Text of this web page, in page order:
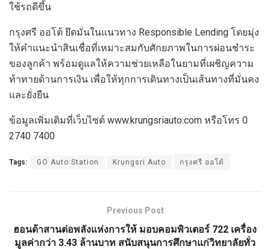
ใช้รถดีขึ้น
กรุงศรี ออโต้ ยึดมั่นในแนวทาง Responsible Lending โดยมุ่ง
ให้คำแนะนำสินเชื่อที่เหมาะสมกับศักยภาพในการผ่อนชำระ
ของลูกค้า พร้อมดูแลให้ความช่วยเหลือในยามที่เผชิญความ
ท้าทายด้านการเงิน เพื่อให้ทุกการเดินทางเป็นเส้นทางที่มั่นคง
และยั่งยืน
ข้อมูลเพิ่มเติมที่เว็บไซต์ www.krungsriauto.com หรือโทร 0
2740 7400
Tags: GO Auto Station Krungsri Auto กรุงศรี ออโต้
Previous Post
ฮอนด้าสานต่อพลังแห่งการให้ มอบคอมพิวเตอร์ 722 เครื่อง
มูลค่ากว่า 3.43 ล้านบาท สนับสนุนการศึกษาแก่วิทยาลัยทั่ว